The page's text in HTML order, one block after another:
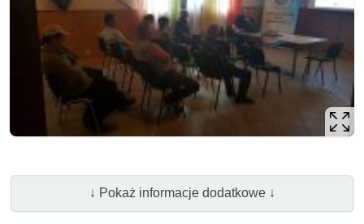
↓ Pokaż informacje dodatkowe ↓